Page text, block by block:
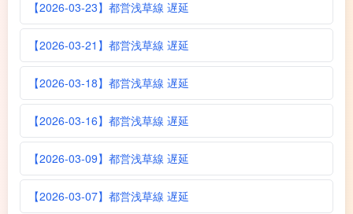
【2026-03-23】都営浅草線 遅延
【2026-03-21】都営浅草線 遅延
【2026-03-18】都営浅草線 遅延
【2026-03-16】都営浅草線 遅延
【2026-03-09】都営浅草線 遅延
【2026-03-07】都営浅草線 遅延